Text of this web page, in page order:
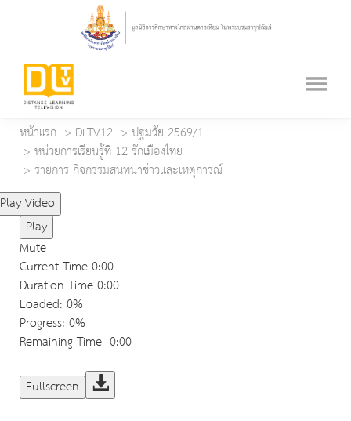
หน้าแรก DLTV12
ปฐมวัย 2569/1
หน่วยการเรียนรู้ที่ 12 รักเมืองไทย
รายการ กิจกรรมสนทนาข่าวและเหตุการณ์
Play Video
Play
Mute
Current Time0:00
Duration Time0:00
Loaded: 0%
Progress: 0%
Remaining Time-0:00
Fullscreen